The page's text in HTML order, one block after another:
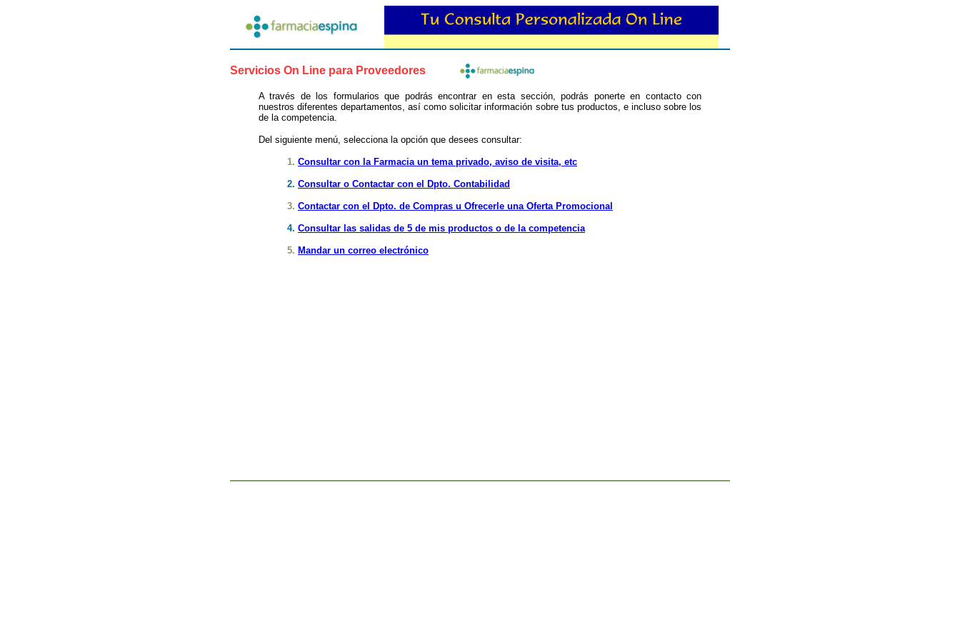
Servicios On Line para Proveedores
A través de los formularios que podrás encontrar en esta sección, podrás ponerte en contacto con
nuestros diferentes departamentos, así como solicitar información sobre tus productos, e incluso sobre los
de la competencia.
Del siguiente menú, selecciona la opción que desees consultar:
1. Consultar con la Farmacia un tema privado, aviso de visita, etc
2. Consultar o Contactar con el Dpto. Contabilidad
3. Contactar con el Dpto. de Compras u Ofrecerle una Oferta Promocional
4. Consultar las salidas de 5 de mis productos o de la competencia
5. Mandar un correo electrónico